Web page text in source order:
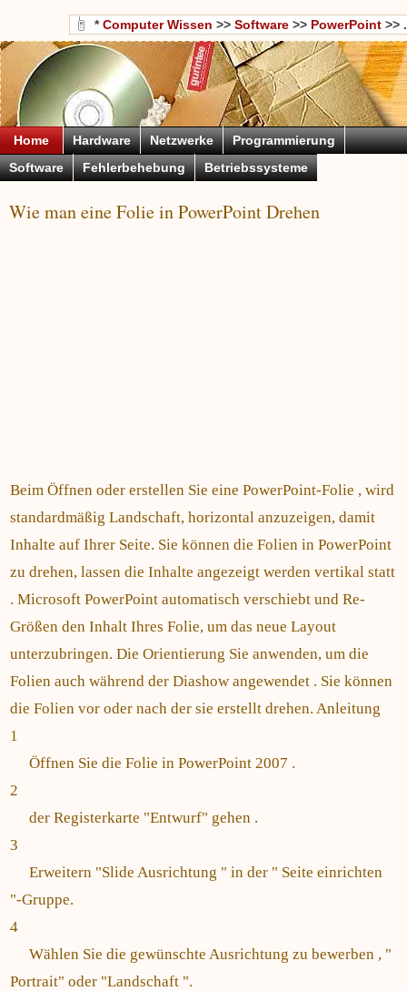
*Computer Wissen >> Software >> PowerPoint >> .
Home Hardware Netzwerke
Programmierung
Software
Fehlerbehebung Betriebssysteme
Wie man eine Folie in PowerPoint Drehen
Beim Öffnen oder erstellen Sie eine PowerPoint-Folie , wird
standardmäßig Landschaft, horizontal anzuzeigen, damit
Inhalte auf Ihrer Seite. Sie können die Folien in PowerPoint
zu drehen, lassen die Inhalte angezeigt werden vertikal statt
. Microsoft PowerPoint automatisch verschiebt und Re-
Größen den Inhalt Ihres Folie, um das neue Layout
unterzubringen. Die Orientierung Sie anwenden, um die
Folien auch während der Diashow angewendet . Sie können
die Folien vor oder nach der sie erstellt drehen. Anleitung
1
Öffnen Sie die Folie in PowerPoint 2007 .
2
der Registerkarte "Entwurf" gehen .
3
Erweitern "Slide Ausrichtung " in der " Seite einrichten
"-Gruppe.
4
Wählen Sie die gewünschte Ausrichtung zu bewerben , "
Portrait" oder "Landschaft ".